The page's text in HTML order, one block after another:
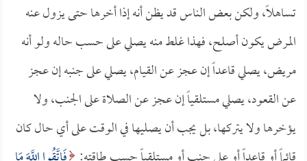
تساهلاً، ولكن بعض الناس قد يظن أنه إذا أخرها حتى يزول عنه
المرض يكون أصلح، فهذا غلط منه يصلي على حسب حاله ولو أنه
مريض، يصلي قاعداً إن عجز عن القيام، يصلي على جنبه إن عجز
عن القعود، يصلي مستلقياً إن عجز عن الصلاة على الجنب، ولا
يؤخرها ولا يتركها، بل يجب أن يصليها في الوقت على أي حال كان